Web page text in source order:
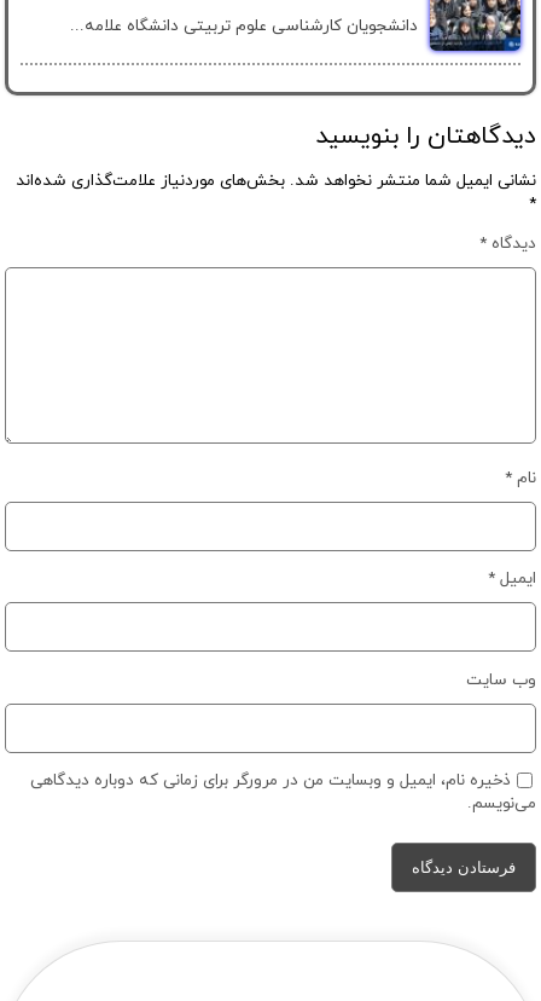
دانشجویان کارشناسی علوم تربیتی دانشگاه علامه...
دیدگاهتان را بنویسید
نشانی ایمیل شما منتشر نخواهد شد. بخش‌های موردنیاز علامت‌گذاری شده‌اند
*
دیدگاه*
نام*
ایمیل*
وب‌ سایت
ذخیره نام، ایمیل و وبسایت من در مرورگر برای زمانی که دوباره دیدگاهی
می‌نویسم.